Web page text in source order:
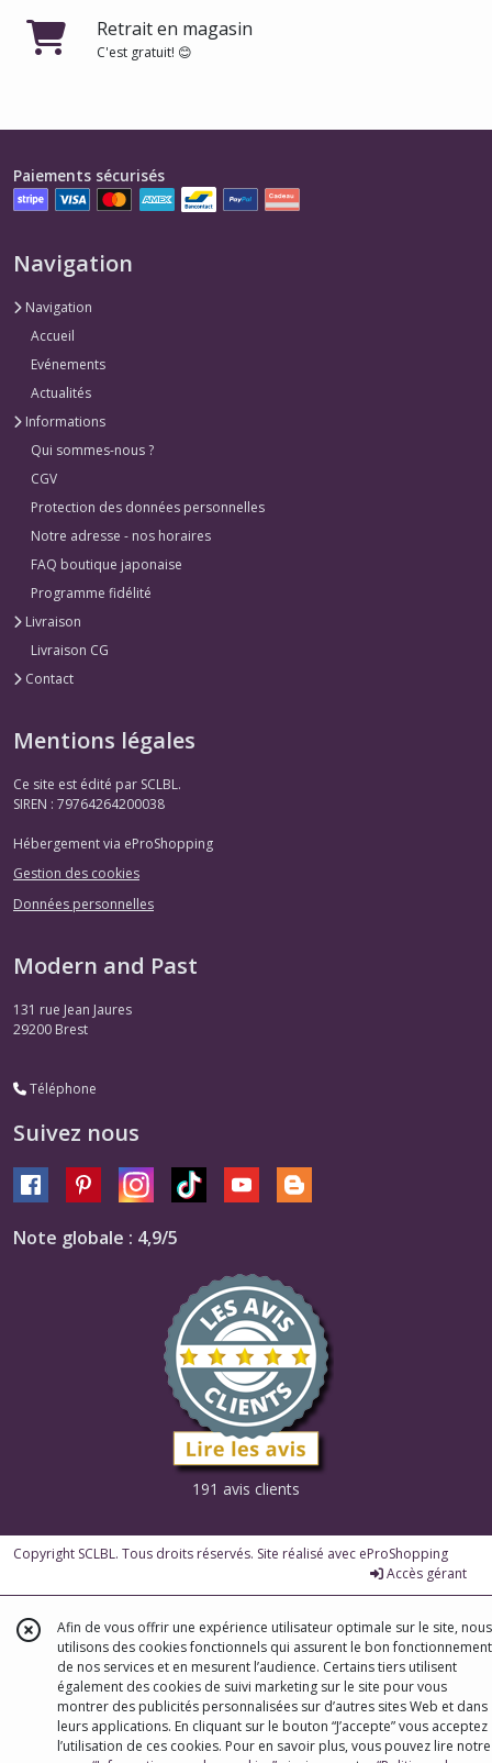
Retrait en magasin
C'est gratuit! 😊
Paiements sécurisés
Navigation
Navigation
Accueil
Evénements
Actualités
Informations
Qui sommes-nous ?
CGV
Protection des données personnelles
Notre adresse - nos horaires
FAQ boutique japonaise
Programme fidélité
Livraison
Livraison CG
Contact
Mentions légales
Ce site est édité par SCLBL.
SIREN : 79764264200038
Hébergement via eProShopping
Gestion des cookies
Données personnelles
Modern and Past
131 rue Jean Jaures
29200 Brest
Téléphone
Suivez nous
Note globale : 4,9/5
191 avis clients
Copyright SCLBL. Tous droits réservés. Site réalisé avec eProShopping
Accès gérant
Afin de vous offrir une expérience utilisateur optimale sur le site, nous
utilisons des cookies fonctionnels qui assurent le bon fonctionnement
de nos services et en mesurent l’audience. Certains tiers utilisent
également des cookies de suivi marketing sur le site pour vous
montrer des publicités personnalisées sur d’autres sites Web et dans
leurs applications. En cliquant sur le bouton “J’accepte” vous acceptez
l’utilisation de ces cookies. Pour en savoir plus, vous pouvez lire notre